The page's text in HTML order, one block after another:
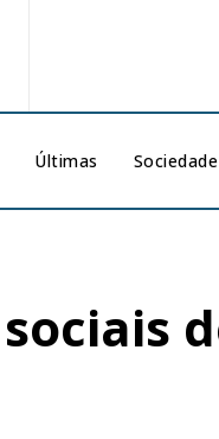
Últimas Sociedade